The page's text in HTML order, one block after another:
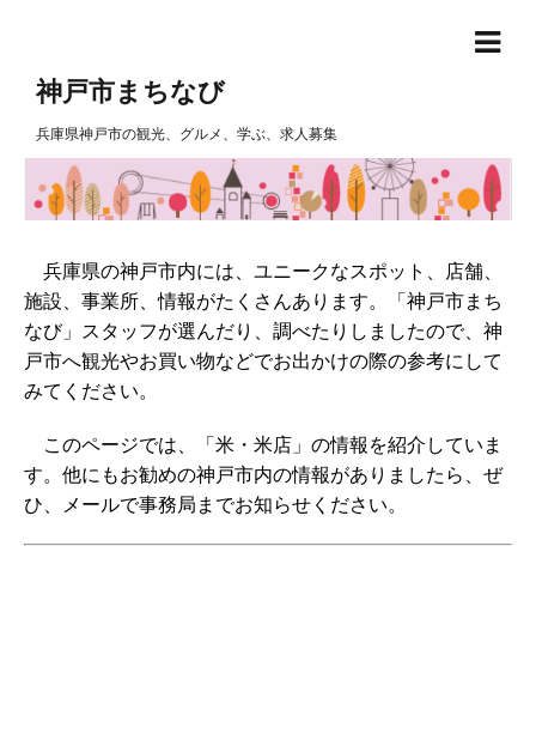
神戸市まちなび
兵庫県神戸市の観光、グルメ、学ぶ、求人募集
兵庫県の神戸市内には、ユニークなスポット、店舗、
施設、事業所、情報がたくさんあります。「神戸市まち
なび」スタッフが選んだり、調べたりしましたので、神
戸市へ観光やお買い物などでお出かけの際の参考にして
みてください。
このページでは、「米・米店」の情報を紹介していま
す。他にもお勧めの神戸市内の情報がありましたら、ぜ
ひ、メールで事務局までお知らせください。